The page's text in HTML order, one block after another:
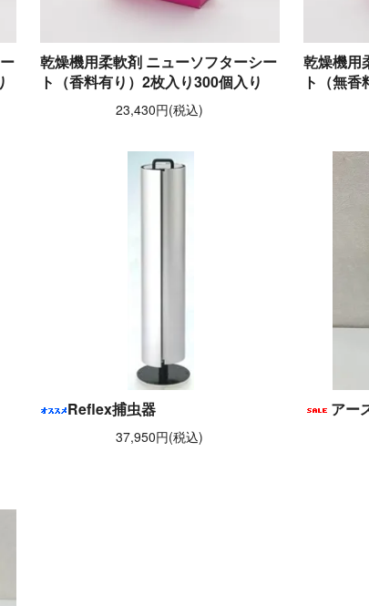
乾燥機用柔軟剤 ニューソフターシー
ト（香料有り）2枚入り300個入り
23,430円(税込)
乾燥機用
ト（無
Reflex捕虫器
37,950円(税込)
アー